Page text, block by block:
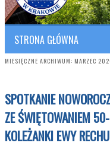
SITK RP
STRONA GŁÓWNA
MIESIĘCZNE ARCHIWUM: MARZEC
SPOTKANIE
ZE ŚWIĘTOWANIEM
KOLEŻANKI EWY